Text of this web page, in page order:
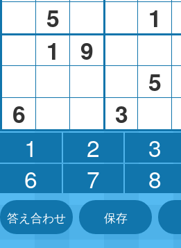
5
1
1
9
5
6
3
1 2 3
6
7 8
答え合わせ 保存